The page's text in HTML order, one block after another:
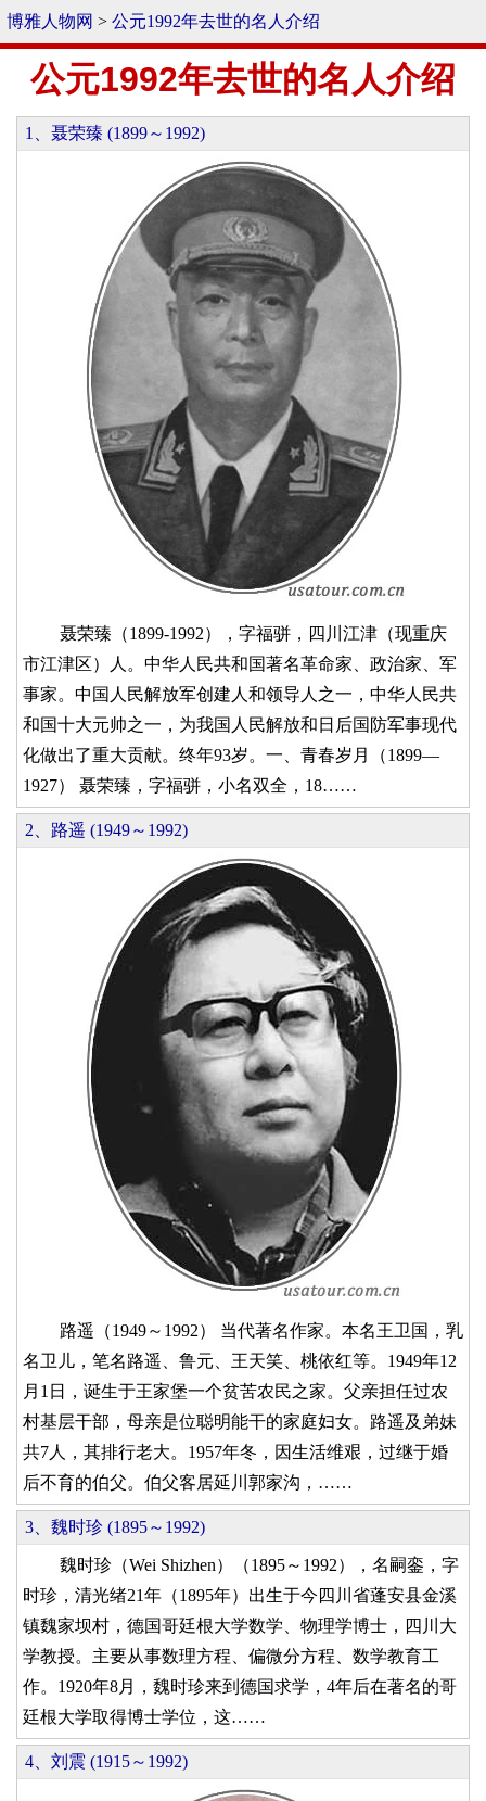
博雅人物网 > 公元1992年去世的名人介绍
公元1992年去世的名人介绍
1、聂荣臻 (1899～1992)
聂荣臻（1899-1992），字福骈，四川江津（现重庆
市江津区）人。中华人民共和国著名革命家、政治家、军
事家。中国人民解放军创建人和领导人之一，中华人民共
和国十大元帅之一，为我国人民解放和日后国防军事现代
化做出了重大贡献。终年93岁。一、青春岁月（1899—
1927） 聂荣臻，字福骈，小名双全，18……
2、路遥 (1949～1992)
路遥（1949～1992） 当代著名作家。本名王卫国，乳
名卫儿，笔名路遥、鲁元、王天笑、桃依红等。1949年12
月1日，诞生于王家堡一个贫苦农民之家。父亲担任过农
村基层干部，母亲是位聪明能干的家庭妇女。路遥及弟妹
共7人，其排行老大。1957年冬，因生活维艰，过继于婚
后不育的伯父。伯父客居延川郭家沟，……
3、魏时珍 (1895～1992)
魏时珍（Wei Shizhen）（1895～1992），名嗣銮，字
时珍，清光绪21年（1895年）出生于今四川省蓬安县金溪
镇魏家坝村，德国哥廷根大学数学、物理学博士，四川大
学教授。主要从事数理方程、偏微分方程、数学教育工
作。1920年8月，魏时珍来到德国求学，4年后在著名的哥
廷根大学取得博士学位，这……
4、刘震 (1915～1992)